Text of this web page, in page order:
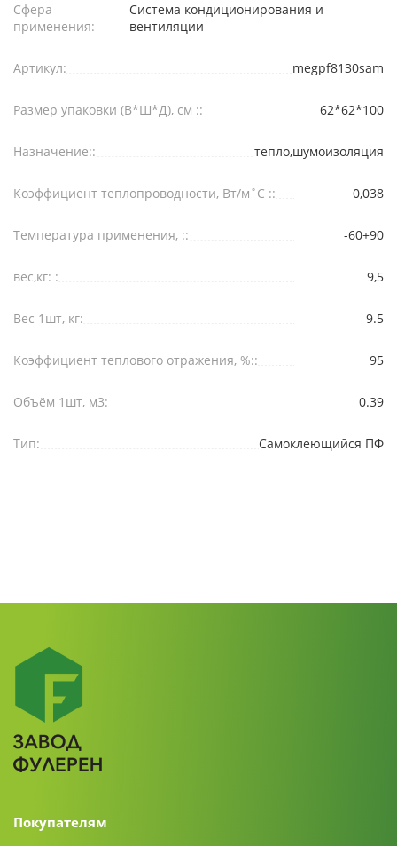
Сфера
применения:
Система кондиционирования и
вентиляции
Артикул: megpf8130sam
Размер упаковки (В*Ш*Д), см :: 62*62*100
Назначение:: тепло,шумоизоляция
Коэффициент теплопроводности, Вт/м˚С :: 0,038
Температура применения, :: -60+90
вес,кг: : 9,5
Вес 1шт, кг: 9.5
Коэффициент теплового отражения, %:: 95
Объём 1шт, м3: 0.39
Тип: Самоклеющийся ПФ
Покупателям